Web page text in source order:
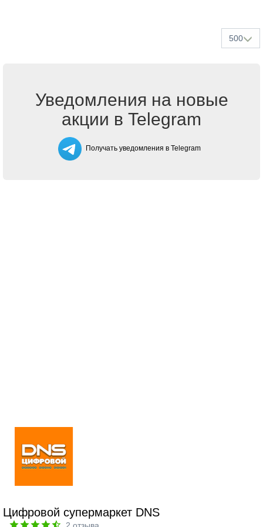
500
Уведомления на новые
акции в Telegram
Получать уведомления в Telegram
Цифровой супермаркет DNS